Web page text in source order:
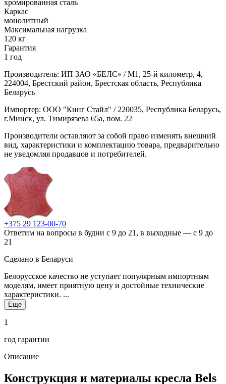
хромированная сталь
Каркас
монолитный
Максимальная нагрузка
120 кг
Гарантия
1 год
Производитель: ИП ЗАО «БЕЛС» / М1, 25-й километр, 4,
224004, Брестский район, Брестская область, Республика
Беларусь
Импортер: ООО "Кинг Стайл" / 220035, Республика Беларусь,
г.Минск, ул. Тимирязева 65а, пом. 22
Производители оставляют за собой право изменять внешний
вид, характеристики и комплектацию товара, предварительно
не уведомляя продавцов и потребителей.
+375 29 123-00-70
Ответим на вопросы в будни с 9 до 21, в выходные — с 9 до
21
Сделано в Беларуси
Белорусское качество не уступает популярным импортным
моделям, имеет приятную цену и достойные технические
характеристики. ...
Еще
1
год гарантии
Описание
Конструкция и материалы кресла Bels